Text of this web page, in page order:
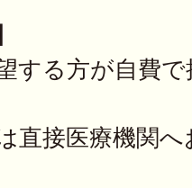
する方が自費
直接医療機関